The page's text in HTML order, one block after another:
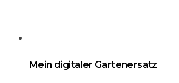
Mein digitaler Gartenersatz